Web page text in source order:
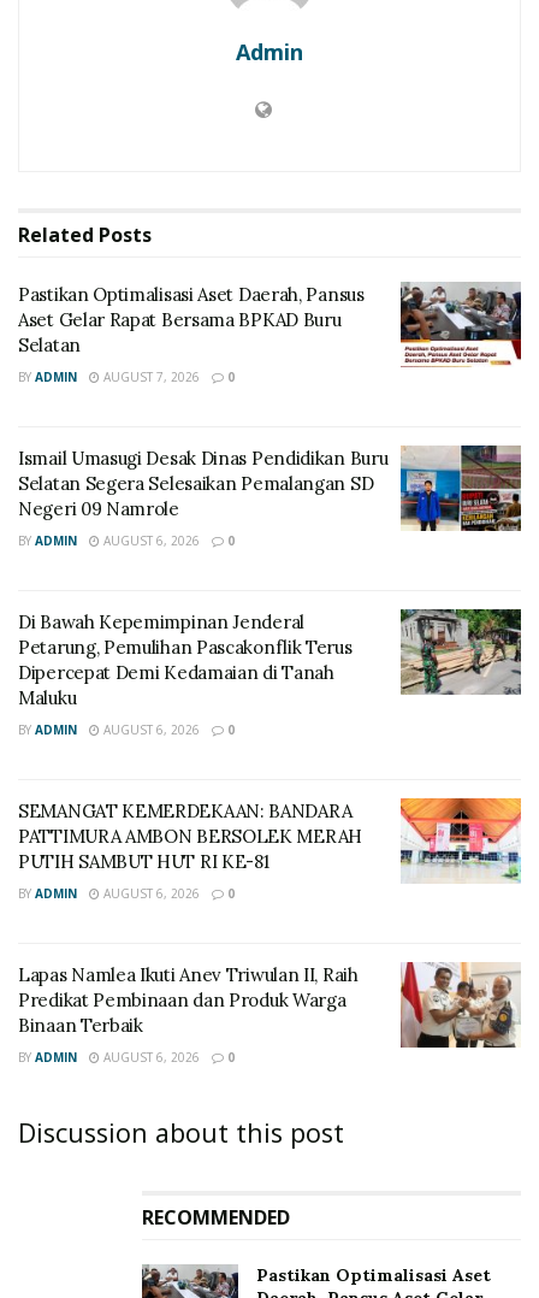
Admin
Related Posts
Pastikan Optimalisasi Aset Daerah, Pansus
Aset Gelar Rapat Bersama BPKAD Buru
Selatan
BY ADMIN AUGUST 7, 2026 0
Ismail Umasugi Desak Dinas Pendidikan Buru
Selatan Segera Selesaikan Pemalangan SD
Negeri 09 Namrole
BY ADMIN AUGUST 6, 2026 0
Di Bawah Kepemimpinan Jenderal
Petarung, Pemulihan Pascakonflik Terus
Dipercepat Demi Kedamaian di Tanah
Maluku
BY ADMIN AUGUST 6, 2026 0
SEMANGAT KEMERDEKAAN: BANDARA
PATTIMURA AMBON BERSOLEK MERAH
PUTIH SAMBUT HUT RI KE-81
BY ADMIN AUGUST 6, 2026 0
Lapas Namlea Ikuti Anev Triwulan II, Raih
Predikat Pembinaan dan Produk Warga
Binaan Terbaik
BY ADMIN AUGUST 6, 2026 0
Discussion about this post
RECOMMENDED
Pastikan Optimalisasi Aset